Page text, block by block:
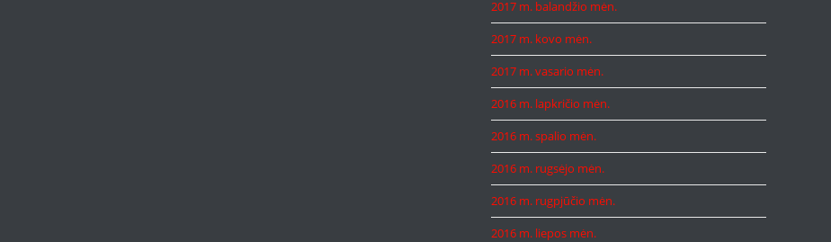
2017 m. balandžio mėn.
2017 m. kovo mėn.
2017 m. vasario mėn.
2016 m. lapkričio mėn.
2016 m. spalio mėn.
2016 m. rugsėjo mėn.
2016 m. rugpjūčio mėn.
2016 m. liepos mėn.